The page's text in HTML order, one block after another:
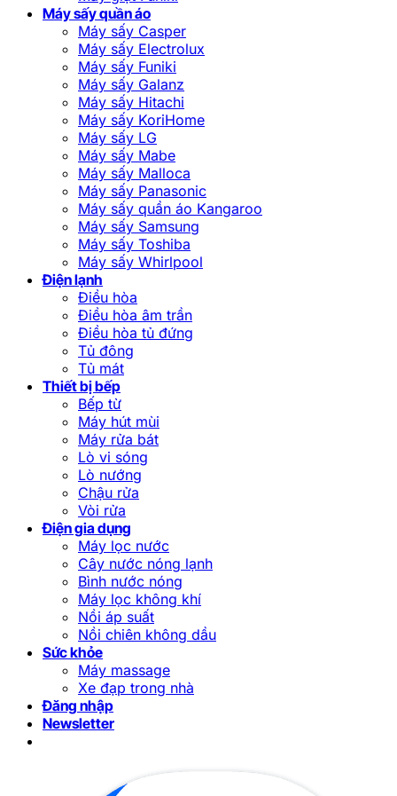
Máy sấy quần áo
Máy sấy Casper
Máy sấy Electrolux
Máy sấy Funiki
Máy sấy Galanz
Máy sấy Hitachi
Máy sấy KoriHome
Máy sấy LG
Máy sấy Mabe
Máy sấy Malloca
Máy sấy Panasonic
Máy sấy quần áo Kangaroo
Máy sấy Samsung
Máy sấy Toshiba
Máy sấy Whirlpool
Điện lạnh
Điều hòa
Điều hòa âm trần
Điều hòa tủ đứng
Tủ đông
Tủ mát
Thiết bị bếp
Bếp từ
Máy hút mùi
Máy rửa bát
Lò vi sóng
Lò nướng
Chậu rửa
Vòi rửa
Điện gia dụng
Máy lọc nước
Cây nước nóng lạnh
Bình nước nóng
Máy lọc không khí
Nồi áp suất
Nồi chiên không dầu
Sức khỏe
Máy massage
Xe đạp trong nhà
Đăng nhập
Newsletter